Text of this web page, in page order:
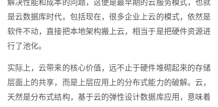
解决性能和成本的问题，这便是最早期的云服务模式，也就
是云数据库时代。包括现在，很多企业上云的模式，依然是
软件不动，直接把本地架构搬上云，相当于是把硬件资源进
行了池化。
实际上，云带来的核心价值，远不止于硬件堆砌起来的存储
层面上的共享，而是上层应用上的分布式能力的破解。云，
天然是分布式结构，基于云的弹性设计数据库应用，意味着